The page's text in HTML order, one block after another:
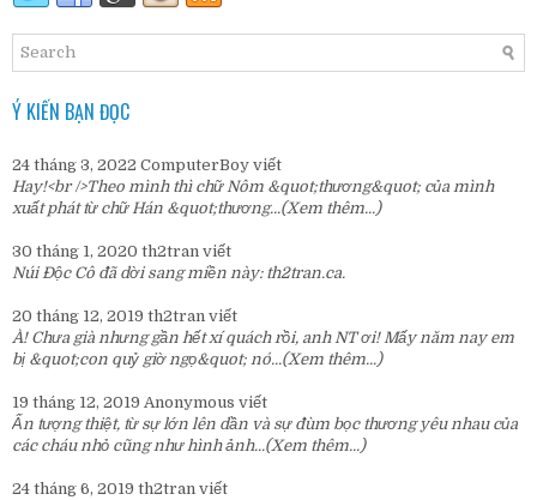
Ý KIẾN BẠN ĐỌC
24 tháng 3, 2022 ComputerBoy viết
Hay!<br />Theo mình thì chữ Nôm &quot;thương&quot; của mình
xuất phát từ chữ Hán &quot;thương...(Xem thêm...)
30 tháng 1, 2020 th2tran viết
Núi Độc Cô đã dời sang miền này: th2tran.ca.
20 tháng 12, 2019 th2tran viết
À! Chưa già nhưng gần hết xí quách rồi, anh NT ơi! Mấy năm nay em
bị &quot;con quỷ giờ ngọ&quot; nó...(Xem thêm...)
19 tháng 12, 2019 Anonymous viết
Ấn tượng thiệt, từ sự lớn lên dần và sự đùm bọc thương yêu nhau của
các cháu nhỏ cũng như hình ảnh...(Xem thêm...)
24 tháng 6, 2019 th2tran viết